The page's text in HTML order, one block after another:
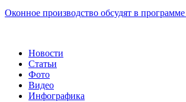
Оконное производство обсудят в
Новости
Статьи
Фото
Видео
Инфографика